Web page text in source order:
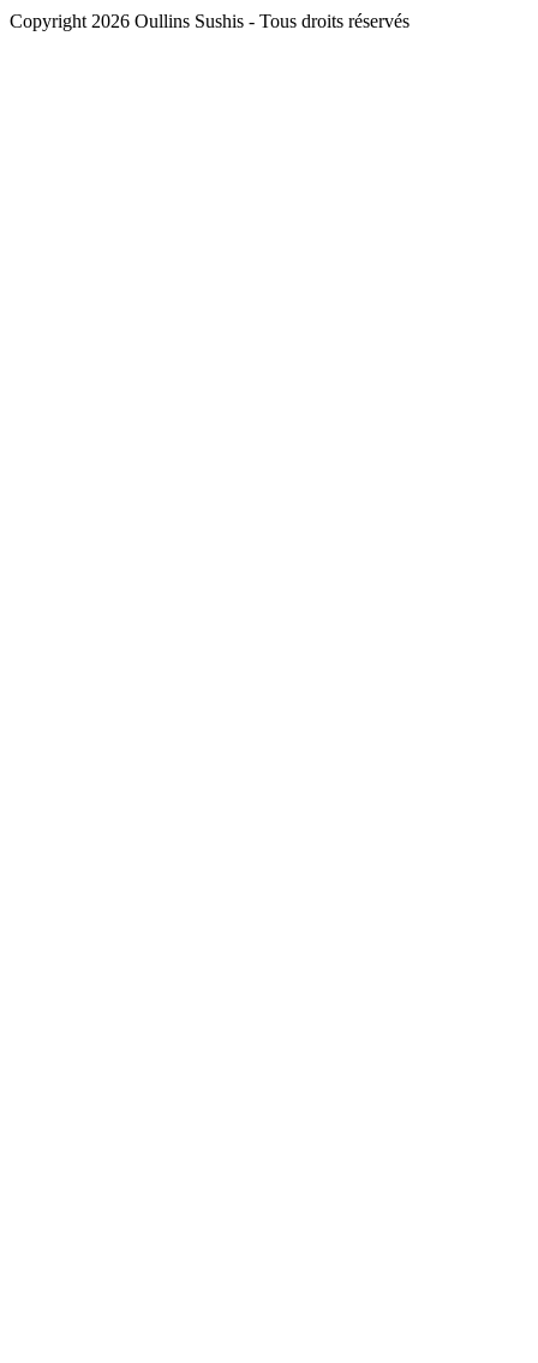
Copyright 2026 Oullins Sushis - Tous droits réservés